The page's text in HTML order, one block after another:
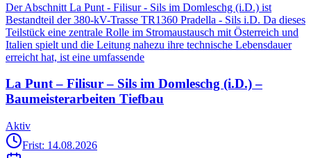
Der Abschnitt La Punt - Filisur - Sils im Domleschg (i.D.) ist
Bestandteil der 380-kV-Trasse TR1360 Pradella - Sils i.D. Da dieses
Teilstück eine zentrale Rolle im Stromaustausch mit Österreich und
Italien spielt und die Leitung nahezu ihre technische Lebensdauer
erreicht hat, ist eine umfassende
La Punt – Filisur – Sils im Domleschg (i.D.) –
Baumeisterarbeiten Tiefbau
Aktiv
Frist: 14.08.2026